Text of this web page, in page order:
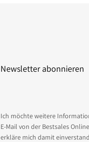
Newsletter abonnieren
Ich möchte weitere
E-Mail von der Bestsales
erkläre mich damit